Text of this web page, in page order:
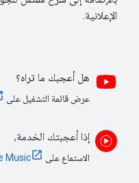
الإعلانية.
هل أعجبك ما تراه؟
عرض قائمة التشغيل على
إذا أعجبتك الخدمة،
الاستماع على Music